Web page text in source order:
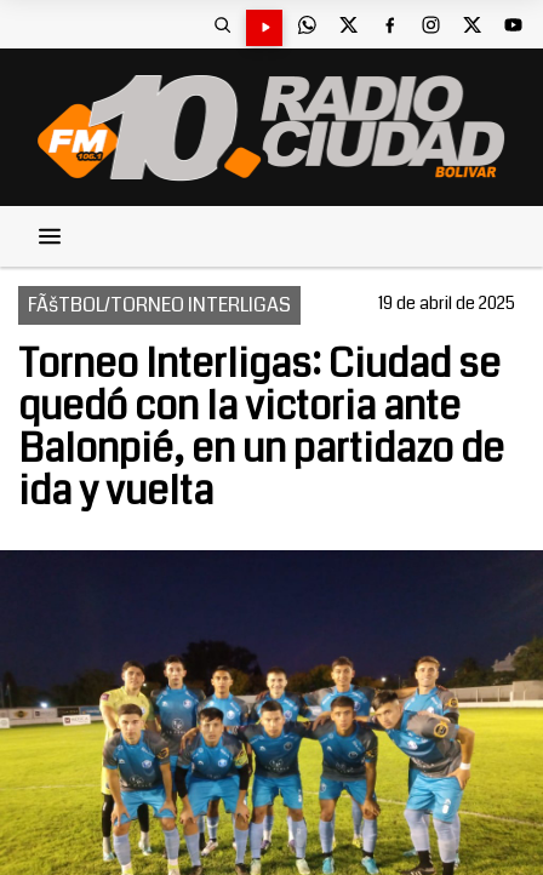
FÃšTBOL/TORNEO INTERLIGAS 19 de abril de 2025
Torneo Interligas: Ciudad se
quedó con la victoria ante
Balonpié, en un partidazo de
ida y vuelta